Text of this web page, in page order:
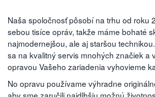
Naša spoločnosť pôsobí na trhu od roku
sebou tisíce opráv, takže máme bohaté
najmodernejšou, ale aj staršou
sa na kvalitný servis mnohých značiek a
opravou Vašeho zariadenia vyhovieme
No opravu používame výhradne